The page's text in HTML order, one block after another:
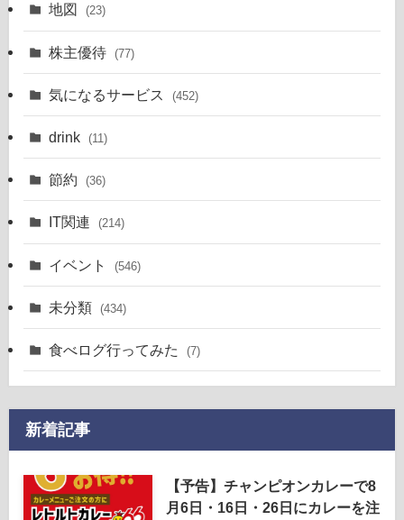
地図 (23)
株主優待 (77)
気になるサービス (452)
drink (11)
節約 (36)
IT関連 (214)
イベント (546)
未分類 (434)
食べログ行ってみた (7)
新着記事
【予告】チャンピオンカレーで8
月6日・16日・26日にカレーを注